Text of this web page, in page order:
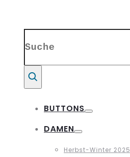
Suche
BUTTONS
DAMEN
Herbst-Winter 2025